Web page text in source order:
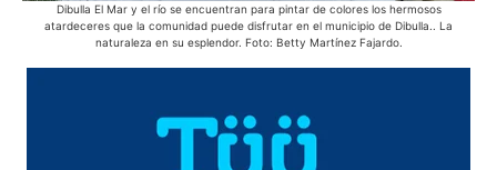
Dibulla El Mar y el río se encuentran para pintar de colores los hermosos
atardeceres que la comunidad puede disfrutar en el municipio de Dibulla.. La
naturaleza en su esplendor. Foto: Betty Martínez Fajardo.